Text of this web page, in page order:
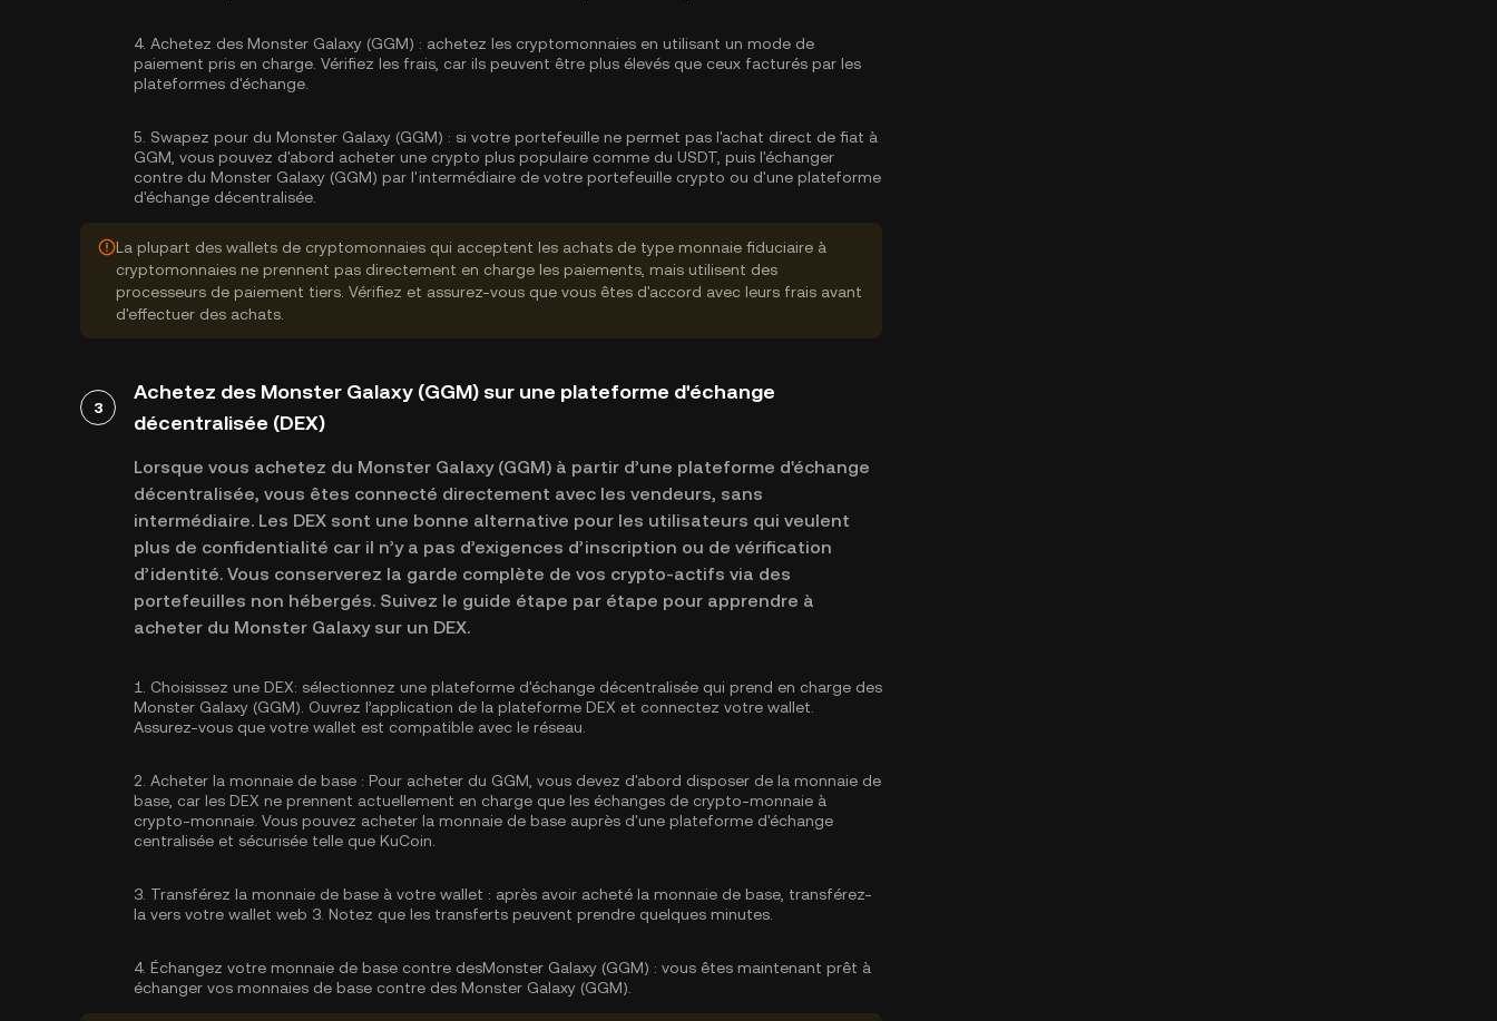
4. Achetez des Monster Galaxy (GGM) : achetez les cryptomonnaies en utilisant un mode de
paiement pris en charge. Vérifiez les frais, car ils peuvent être plus élevés que ceux facturés par les
plateformes d'échange.
5. Swapez pour du Monster Galaxy (GGM) : si votre portefeuille ne permet pas l'achat direct de fiat à
GGM, vous pouvez d'abord acheter une crypto plus populaire comme du USDT, puis l'échanger
contre du Monster Galaxy (GGM) par l'intermédiaire de votre portefeuille crypto ou d'une plateforme
d'échange décentralisée.
La plupart des wallets de cryptomonnaies qui acceptent les achats de type monnaie fiduciaire à
cryptomonnaies ne prennent pas directement en charge les paiements, mais utilisent des
processeurs de paiement tiers. Vérifiez et assurez-vous que vous êtes d'accord avec leurs frais avant
d'effectuer des achats.
3
Achetez des Monster Galaxy (GGM) sur une plateforme d'échange
décentralisée (DEX)
Lorsque vous achetez du Monster Galaxy (GGM) à partir d’une plateforme d'échange
décentralisée, vous êtes connecté directement avec les vendeurs, sans
intermédiaire. Les DEX sont une bonne alternative pour les utilisateurs qui veulent
plus de confidentialité car il n’y a pas d’exigences d’inscription ou de vérification
d’identité. Vous conserverez la garde complète de vos crypto-actifs via des
portefeuilles non hébergés. Suivez le guide étape par étape pour apprendre à
acheter du Monster Galaxy sur un DEX.
1. Choisissez une DEX: sélectionnez une plateforme d'échange décentralisée qui prend en charge des
Monster Galaxy (GGM). Ouvrez l’application de la plateforme DEX et connectez votre wallet.
Assurez-vous que votre wallet est compatible avec le réseau.
2. Acheter la monnaie de base : Pour acheter du GGM, vous devez d'abord disposer de la monnaie de
base, car les DEX ne prennent actuellement en charge que les échanges de crypto-monnaie à
crypto-monnaie. Vous pouvez acheter la monnaie de base auprès d'une plateforme d'échange
centralisée et sécurisée telle que KuCoin.
3. Transférez la monnaie de base à votre wallet : après avoir acheté la monnaie de base, transférez-
la vers votre wallet web 3. Notez que les transferts peuvent prendre quelques minutes.
4. Échangez votre monnaie de base contre desMonster Galaxy (GGM) : vous êtes maintenant prêt à
échanger vos monnaies de base contre des Monster Galaxy (GGM).